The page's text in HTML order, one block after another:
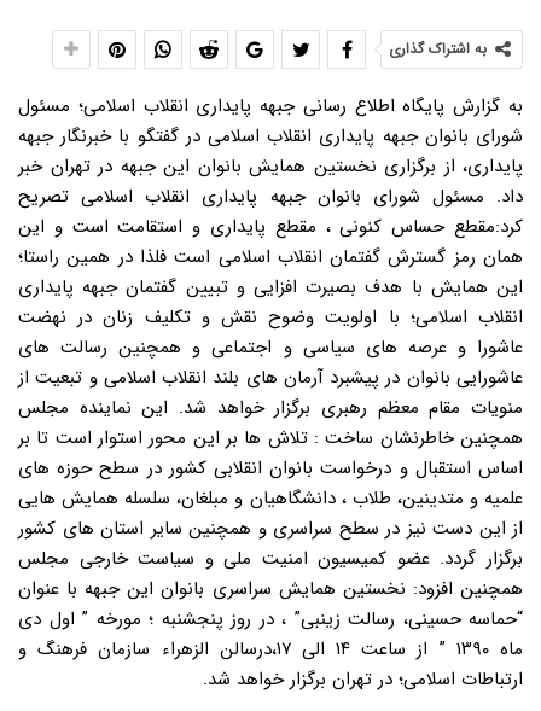
به اشتراک گذاری
به گزارش پایگاه اطلاع رسانی جبهه پایداری انقلاب اسلامی؛ مسئول
شورای بانوان جبهه پایداری انقلاب اسلامی در گفتگو با خبرنگار جبهه
پایداری، از برگزاری نخستین همایش بانوان این جبهه در تهران خبر
داد. مسئول شورای بانوان جبهه پایداری انقلاب اسلامی تصریح
کرد:مقطع حساس کنونی ، مقطع پایداری و استقامت است و این
همان رمز گسترش گفتمان انقلاب اسلامی است فلذا در همین راستا؛
این همایش با هدف بصیرت افزایی و تبیین گفتمان جبهه پایداری
انقلاب اسلامی؛ با اولویت وضوح نقش و تکلیف زنان در نهضت
عاشورا و عرصه های سیاسی و اجتماعی و همچنین رسالت های
عاشورایی بانوان در پیشبرد آرمان های بلند انقلاب اسلامی و تبعیت از
منویات مقام معظم رهبری برگزار خواهد شد. این نماینده مجلس
همچنین خاطرنشان ساخت : تلاش ها بر این محور استوار است تا بر
اساس استقبال و درخواست بانوان انقلابی کشور در سطح حوزه های
علمیه و متدینین، طلاب ، دانشگاهیان و مبلغان، سلسله همایش هایی
از این دست نیز در سطح سراسری و همچنین سایر استان های کشور
برگزار گردد. عضو کمیسیون امنیت ملی و سیاست خارجی مجلس
همچنین افزود: نخستین همایش سراسری بانوان این جبهه با عنوان
“حماسه حسینی، رسالت زینبی” ، در روز پنجشنبه ؛ مورخه ” اول دی
ماه ۱۳۹۰ ” از ساعت ۱۴ الی ۱۷،درسالن الزهراء سازمان فرهنگ و
ارتباطات اسلامی؛ در تهران برگزار خواهد شد.